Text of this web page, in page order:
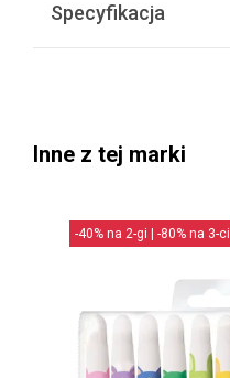
Specyfikacja
Inne z tej marki
-40% na 2-gi | -80% na 3-ci